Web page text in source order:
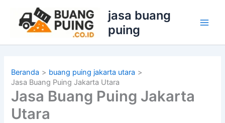
konten
jasa buang
puing
Beranda
buang puing jakarta utara
Jasa Buang Puing Jakarta Utara
Jasa Buang Puing Jakarta
Utara